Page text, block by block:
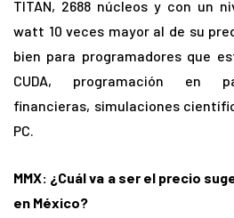
TITAN, 2688 núcleos y con un
watt 10 veces mayor al de su
bien para programadores que
CUDA, programación en
financieras, simulaciones
PC.
MMX: ¿Cuál va a ser el precio
en México?